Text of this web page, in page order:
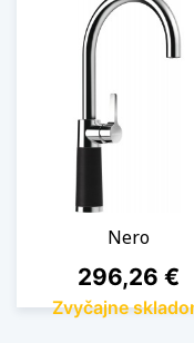
Nero
Cena
296,26 €
Zvyčajne